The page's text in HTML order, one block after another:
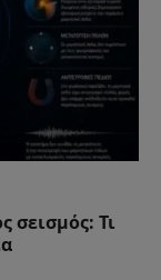
σεισμός: Τι